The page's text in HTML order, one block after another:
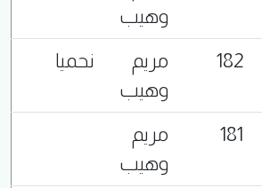
وهيب
182
مريم
وهيب
نحميا
181
مريم
وهيب